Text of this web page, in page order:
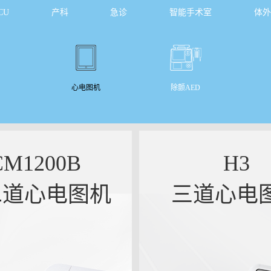
产科 急诊 智能手术室 体
心电图机 除颤AED
心电图机
H3
三道心电